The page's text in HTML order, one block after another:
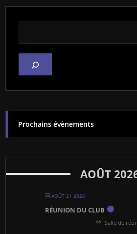
Rechercher dans le site
Prochains évènements
AOÛT
AOÛT 21 2026
RÉUNION DU CLUB
Salle de